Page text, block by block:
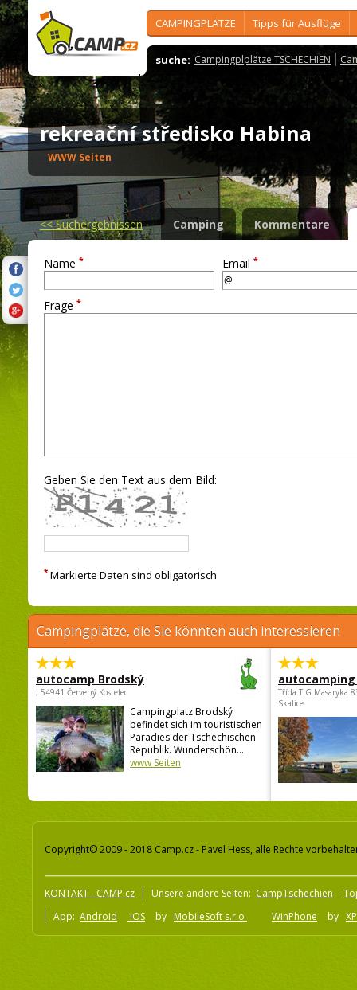
CAMPINGPLÄTZE Tipps für Ausflüge
suche: Campingplplätze TSCHECHIEN
rekreační středisko Habina
WWW Seiten
<<Suchergebnissen Camping Kommentare
Name * Email *
Frage *
Geben Sie den Text aus dem Bild:
* Markierte Daten sind obligatorisch
Campingplätze, die Sie könnten auch interessieren
autocamp Brodský
, 54941 Červený Kostelec
Campingplatz Brodský
befindet sich im touristischen
Paradies der Tschechischen
Republik. Wunderschön...
www Seiten
autocamping
Třída.T.G.Masaryka
Skalice
Copyright© 2009 - 2018 Camp.cz - Pavel Hess, alle Rechte
KONTAKT - CAMP.cz Unsere andere Seiten: CampTschechien
App: Android iOS by MobileSoft s.r.o WinPhone by